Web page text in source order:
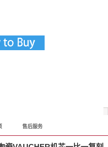
售后服务